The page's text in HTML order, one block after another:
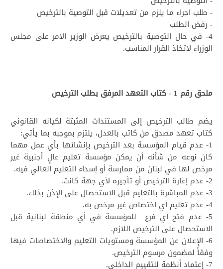
- طلب اجراء ما يلزم من تعديلات قبل التوصية بالترخيص
- رفض الطلب
4- في حال التوصية بالترخيص يعرض الوزير الامر على مجلس
الوزراء لاتخاذ القرار المناسب.
ملحق رقم 1 - كتاب التعهد المرفق بطلب الترخيص
يضم طالب الترخيص إلى المستندات المثبتة لكيانه القانوني
كتاب تعهد مصدق من كاتب بالعدل، يلتزم بموجبه بما يأتي:
1- عدم قيام المؤسسة بعد الترخيص بإنشائها بأي عمل مهما
كان نوعه من شأنه أن يمكن مؤسسة تعليم عالٍ أجنبية غير
مرخص لها في لبنان من ممارسة أو إسداء التعليم العالي فيه.
5- عدم فتح أي فرع للمؤسسة في أي منطقة لبنانية قبل
الاستحصال على الترخيص اللازم.
6- الإعلان عن المؤسسة ومستويات التعليم والاختصاصات فيها
وفقاً لمضمون مرسوم الترخيص.